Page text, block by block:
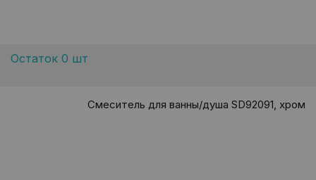
Остаток 0 шт
Смеситель для ванны/душа SD92091, хром